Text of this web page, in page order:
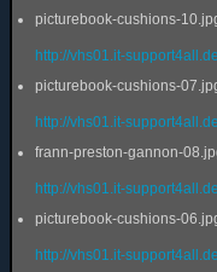
picturebook-cushions-
http://vhs01.it-
picturebook-cushions-
http://vhs01.it-
frann-preston-gannon-
http://vhs01.it-
picturebook-cushions-
http://vhs01.it-